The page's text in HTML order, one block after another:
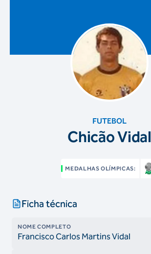
FUTEBOL
Chicão Vidal
MEDALHAS OLÍMPICAS:
Ficha técnica
NOME COMPLETO
Francisco Carlos Martins Vidal